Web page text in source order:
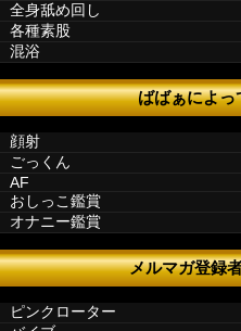
全身舐め回し
各種素股
混浴
ばばぁによっ
顔射
ごっくん
AF
おしっこ鑑賞
オナニー鑑賞
メルマガ登録
ピンクローター